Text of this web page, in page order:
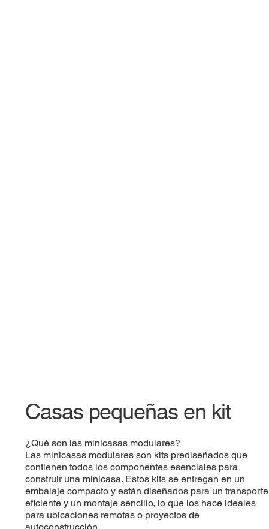
¿Qué son las minicasas modulares?
Las minicasas modulares son kits prediseñados que
contienen todos los componentes esenciales para
construir una minicasa. Estos kits se entregan en un
embalaje compacto y están diseñados para un transporte
eficiente y un montaje sencillo, lo que los hace ideales
para ubicaciones remotas o proyectos de
Casas pequeñas en kit